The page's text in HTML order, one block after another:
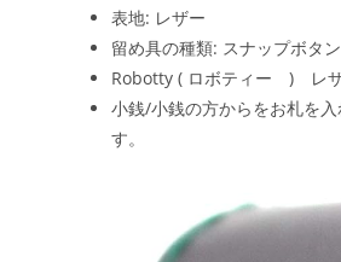
表地: レザー
留め具の種類: スナップボタン
Robotty ( ロボティー ) レ
小銭/小銭の方からをお札を
す。